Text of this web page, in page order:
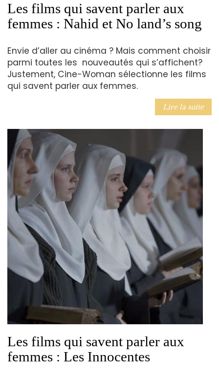
Les films qui savent parler aux
femmes : Nahid et No land’s song
Envie d’aller au cinéma ? Mais comment choisir
parmi toutes les nouveautés qui s’affichent?
Justement, Cine-Woman sélectionne les films
qui savent parler aux femmes.
Lire la suite
Les films qui savent parler aux
femmes : Les Innocentes